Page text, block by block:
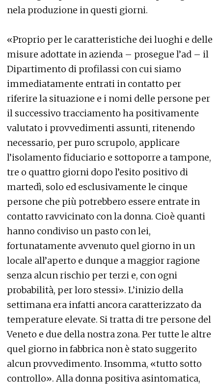
nela produzione in questi giorni.
«Proprio per le caratteristiche dei luoghi e delle
misure adottate in azienda – prosegue l’ad – il
Dipartimento di profilassi con cui siamo
immediatamente entrati in contatto per
riferire la situazione e i nomi delle persone per
il successivo tracciamento ha positivamente
valutato i provvedimenti assunti, ritenendo
necessario, per puro scrupolo, applicare
l’isolamento fiduciario e sottoporre a tampone,
tre o quattro giorni dopo l’esito positivo di
martedì, solo ed esclusivamente le cinque
persone che più potrebbero essere entrate in
contatto ravvicinato con la donna. Cioè quanti
hanno condiviso un pasto con lei,
fortunatamente avvenuto quel giorno in un
locale all’aperto e dunque a maggior ragione
senza alcun rischio per terzi e, con ogni
probabilità, per loro stessi». L’inizio della
settimana era infatti ancora caratterizzato da
temperature elevate. Si tratta di tre persone del
Veneto e due della nostra zona. Per tutte le altre
quel giorno in fabbrica non è stato suggerito
alcun provvedimento. Insomma, «tutto sotto
controllo». Alla donna positiva asintomatica,